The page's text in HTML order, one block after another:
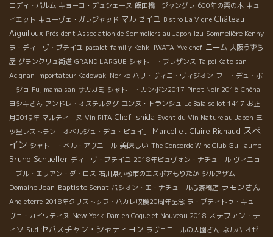
ロディ・バルム キョーコ・デュシェーヌ 飯田橋 ジャングレ 600年の栗の木 キュ
イエット キューヴェ・ガレジャッド マルセイユ Bistro La Vigne Château
Aiguilloux Président Association de Sommeliers au Japon Izu Sommelière Kenny
ラ・ディーヴ・ブテイユ pacalet familly Kohki IWATA Yve chef ニーム 大阪うずら
屋 グランクリュ街道 GRAND LARGUE シャトー・プレザンス Taipei Kato san
Acignan Importateur Kadowaki Noriko パリ・ヴィニ・ヴィジオン フー・デュ・ボ
ージョ Fujimama san サカガミ シャトー・カンボン2017 Pinot Noir 2016 Chéna
ヨシキさん アンドレ・オステルタグ ユンヌ・トランシュ Le Balaise lot 1417 お正
月2019年 マルティーヌ Vin RITA Chef Ishida Event du Vin Nature au Japon 三
ツ星レストラン「オベルジュ・デュ・ピュイ」
Marcel et Claire Richaud スペ
イン シャトー・ベル・アヴニール 美味しい The Concorde Wine Club Guillaume
Bruno Schueller ディーヴ・ブテイユ 2018年ビュヴォン・ナチュール ヴィニョ
ーブル・エリアン・ダ・ロス 石川県小松市のエスポアもりたか ジルアザム
Domaine Jean-Baptiste Senat パシオン・エ・ナチュール心斎橋店 ラモンさん
Angleterre 2018年クリストッフ・パカレ収穫20周年記念 ラ・プティトゥ・キュー
ヴェ・カイウティヌ New York Damien Coquelet Nouveau 2018 ステファン・テ
ィソ Sud セバスチャン・シャティヨン ラヴェニールの大園さん ネルハ オゼ